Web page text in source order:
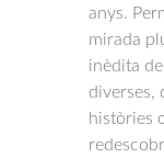
anys.
mirada
inèdita
diverses,
històries